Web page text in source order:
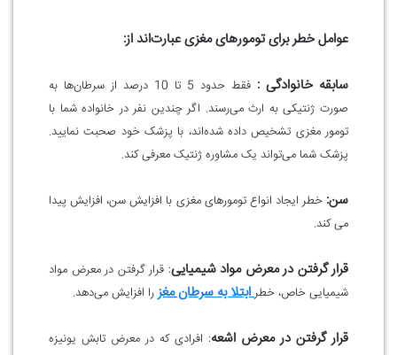
عوامل خطر برای تومورهای مغزی عبارت‌اند از:
سابقه خانوادگی :
فقط حدود 5 تا 10 درصد از سرطان‌ها به
صورت ژنتیکی به ارث می‌رسند. اگر چندین نفر در خانواده شما با
تومور مغزی تشخیص داده شده‌اند، با پزشک خود صحبت نمایید.
پزشک شما می‌تواند یک مشاوره ژنتیک معرفی کند.
سن: خطر ایجاد انواع تومورهای مغزی با افزایش سن، افزایش پیدا
می کند.
قرار گرفتن در معرض مواد شیمیایی: قرار گرفتن در معرض مواد
شیمیایی خاص، خطرابتلا به سرطان مغز را افزایش می‌دهد.
قرار گرفتن در معرض اشعه: افرادی که در معرض تابش یونیزه